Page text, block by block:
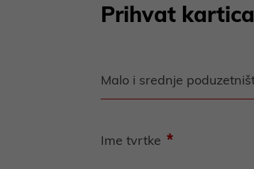
Prihvat kartica
Ime tvrtke *